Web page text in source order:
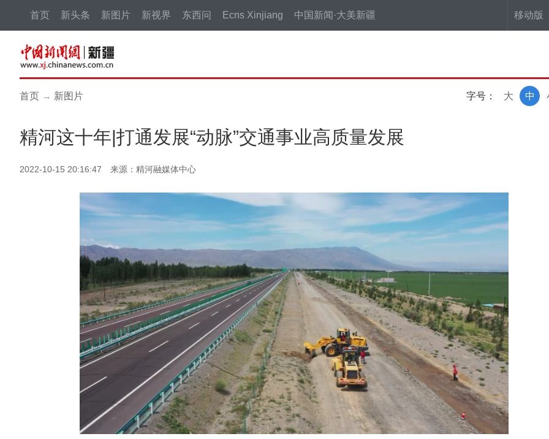
移动版
首页 新头条 新图片 新视界 东西问 Ecns Xinjiang 中国新闻·大美新疆
首页 → 新图片 字号： 中
大
精河这十年|打通发展“动脉”交通事业高质量发展
2022-10-15 20:16:47 来源：精河融媒体中心